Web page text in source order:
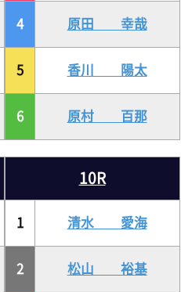
4 原田 幸哉
5 香川 陽太
6 原村 百那
10R
1 清水 愛海
2 松山 裕基